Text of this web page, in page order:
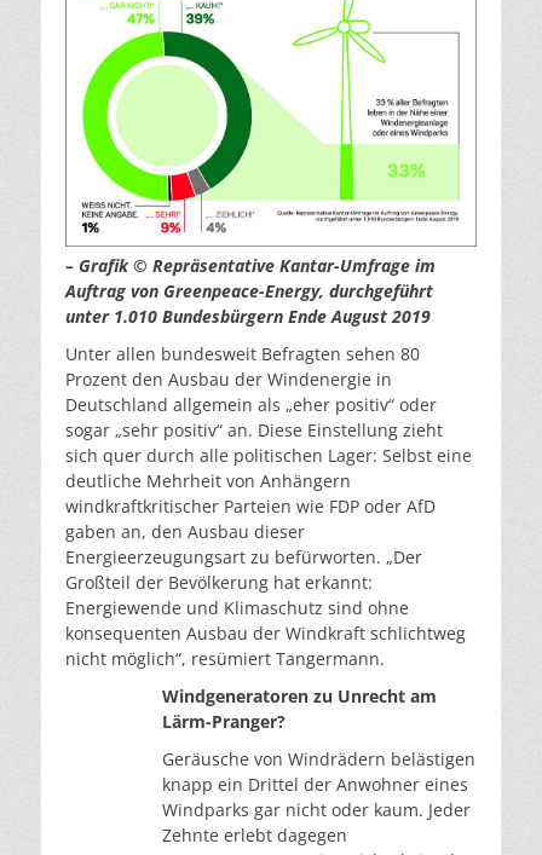
– Grafik © Repräsentative Kantar-Umfrage im
Auftrag von Greenpeace-Energy, durchgeführt
unter 1.010 Bundesbürgern Ende August 2019
Unter allen bundesweit Befragten sehen 80
Prozent den Ausbau der Windenergie in
Deutschland allgemein als „eher positiv“ oder
sogar „sehr positiv“ an. Diese Einstellung zieht
sich quer durch alle politischen Lager: Selbst eine
deutliche Mehrheit von Anhängern
windkraftkritischer Parteien wie FDP oder AfD
gaben an, den Ausbau dieser
Energieerzeugungsart zu befürworten. „Der
Großteil der Bevölkerung hat erkannt:
Energiewende und Klimaschutz sind ohne
konsequenten Ausbau der Windkraft schlichtweg
nicht möglich“, resümiert Tangermann.
Windgeneratoren zu Unrecht am
Lärm-Pranger?
Geräusche von Windrädern belästigen
knapp ein Drittel der Anwohner eines
Windparks gar nicht oder kaum. Jeder
Zehnte erlebt dagegen